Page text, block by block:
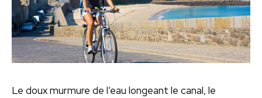
Le doux murmure de l’eau longeant le canal, le